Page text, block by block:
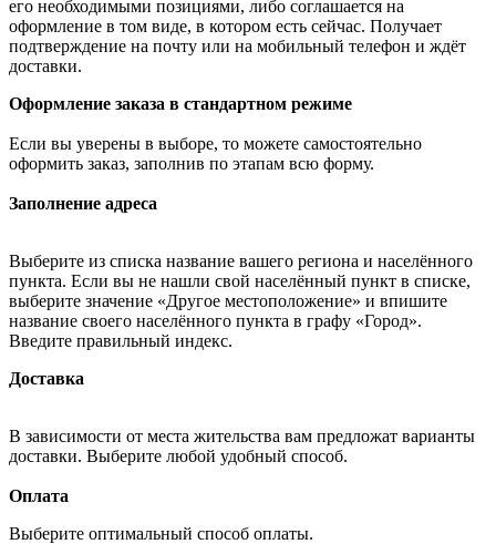
его необходимыми позициями, либо соглашается на
оформление в том виде, в котором есть сейчас. Получает
подтверждение на почту или на мобильный телефон и ждёт
доставки.
Оформление заказа в стандартном режиме
Если вы уверены в выборе, то можете самостоятельно
оформить заказ, заполнив по этапам всю форму.
Заполнение адреса
Выберите из списка название вашего региона и населённого
пункта. Если вы не нашли свой населённый пункт в списке,
выберите значение «Другое местоположение» и впишите
название своего населённого пункта в графу «Город».
Введите правильный индекс.
Доставка
В зависимости от места жительства вам предложат варианты
доставки. Выберите любой удобный способ.
Оплата
Выберите оптимальный способ оплаты.